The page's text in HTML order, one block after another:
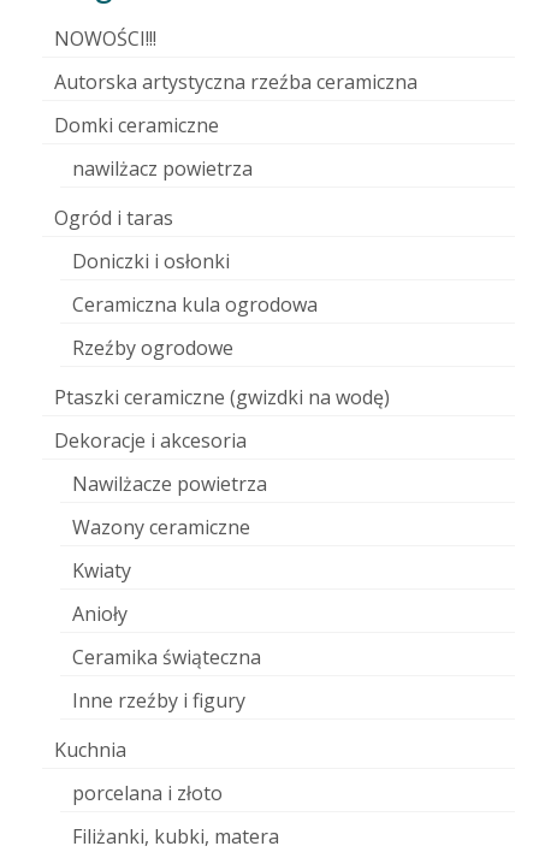
NOWOŚCI!!!
Autorska artystyczna rzeźba ceramiczna
Domki ceramiczne
nawilżacz powietrza
Ogród i taras
Doniczki i osłonki
Ceramiczna kula ogrodowa
Rzeźby ogrodowe
Ptaszki ceramiczne (gwizdki na wodę)
Dekoracje i akcesoria
Nawilżacze powietrza
Wazony ceramiczne
Kwiaty
Anioły
Ceramika świąteczna
Inne rzeźby i figury
Kuchnia
porcelana i złoto
Filiżanki, kubki, matera